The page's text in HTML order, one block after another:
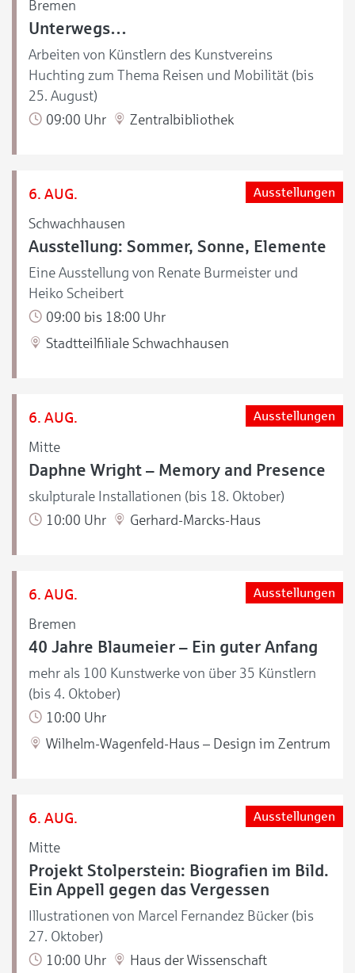
Bremen
Unterwegs…
Arbeiten von Künstlern des Kunstvereins
Huchting zum Thema Reisen und Mobilität (bis
25. August)
09:00 Uhr
Zentralbibliothek
6. AUG.
Schwachhausen
Ausstellungen
Ausstellung: Sommer, Sonne, Elemente
Eine Ausstellung von Renate Burmeister und
Heiko Scheibert
09:00 bis 18:00 Uhr
Stadtteilfiliale Schwachhausen
6. AUG.
Mitte
Ausstellungen
Daphne Wright – Memory and Presence
skulpturale Installationen (bis 18. Oktober)
10:00 Uhr
Gerhard-Marcks-Haus
6. AUG.
Bremen
Ausstellungen
40 Jahre Blaumeier – Ein guter Anfang
mehr als 100 Kunstwerke von über 35 Künstlern
(bis 4. Oktober)
10:00 Uhr
Wilhelm-Wagenfeld-Haus – Design im Zentrum
6. AUG.
Mitte
Ausstellungen
Projekt Stolperstein: Biografien im Bild.
Ein Appell gegen das Vergessen
Illustrationen von Marcel Fernandez Bücker (bis
27. Oktober)
10:00 Uhr
Haus der Wissenschaft